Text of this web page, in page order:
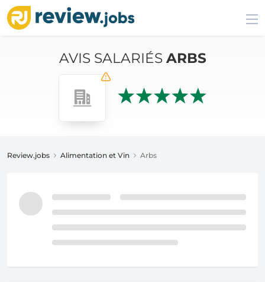
AVIS SALARIÉS ARBS
Review.jobs Alimentation et Vin Arbs